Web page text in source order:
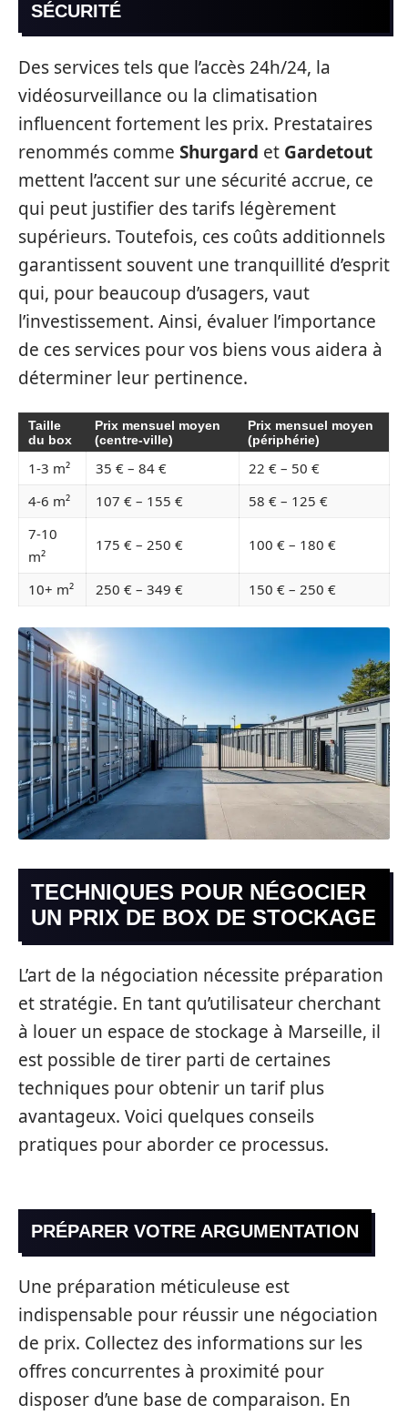
SÉCURITÉ
Des services tels que l’accès 24h/24, la
vidéosurveillance ou la climatisation
influencent fortement les prix. Prestataires
renommés comme Shurgard et Gardetout
mettent l’accent sur une sécurité accrue, ce
qui peut justifier des tarifs légèrement
supérieurs. Toutefois, ces coûts additionnels
garantissent souvent une tranquillité d’esprit
qui, pour beaucoup d’usagers, vaut
l’investissement. Ainsi, évaluer l’importance
de ces services pour vos biens vous aidera à
déterminer leur pertinence.
Taille
du box
Prix mensuel moyen
(centre-ville)
Prix mensuel moyen
(périphérie)
1-3 m² 35 € – 84 €
22 € – 50 €
4-6 m²
107 € – 155 €
58 € – 125 €
7-10
m²
175 € – 250 € 100 € – 180 €
10+ m² 250 € – 349 € 150 € – 250 €
TECHNIQUES POUR NÉGOCIER
UN PRIX DE BOX DE STOCKAGE
L’art de la négociation nécessite préparation
et stratégie. En tant qu’utilisateur cherchant
à louer un espace de stockage à Marseille, il
est possible de tirer parti de certaines
techniques pour obtenir un tarif plus
avantageux. Voici quelques conseils
pratiques pour aborder ce processus.
PRÉPARER VOTRE ARGUMENTATION
Une préparation méticuleuse est
indispensable pour réussir une négociation
de prix. Collectez des informations sur les
offres concurrentes à proximité pour
disposer d’une base de comparaison. En